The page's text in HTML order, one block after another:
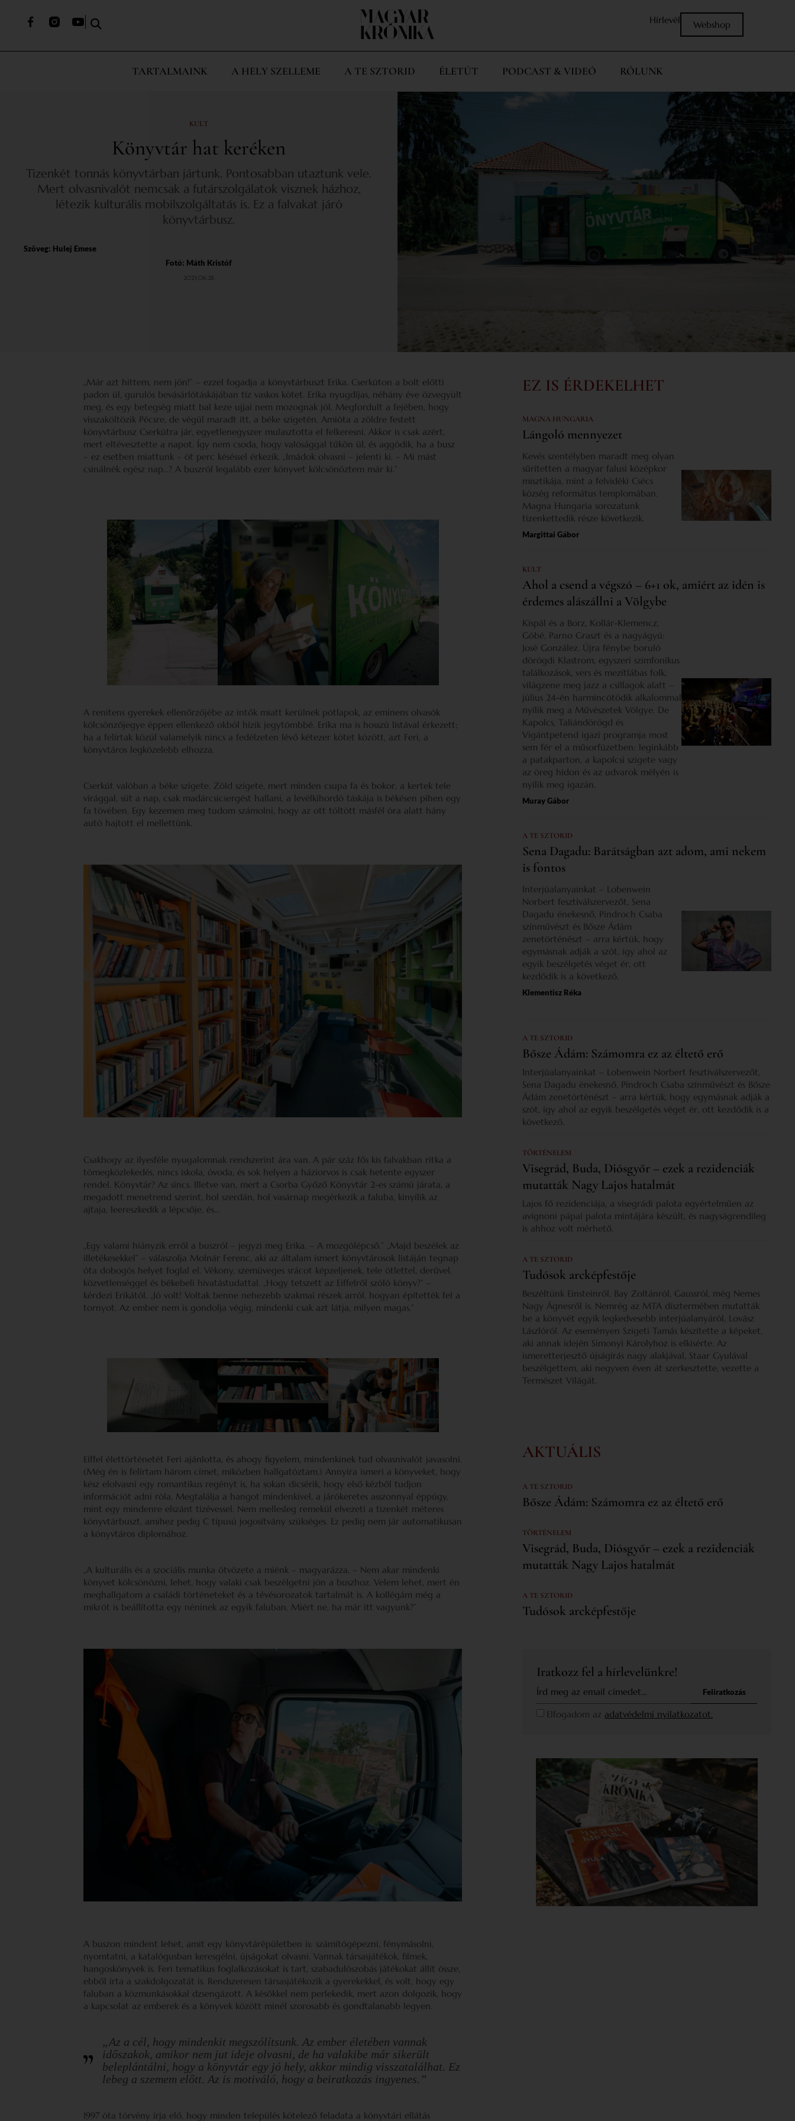
Hírlevél Webshop
TARTALMAINK A HELY SZELLEME A TE SZTORID ÉLETÚT PODCAST & VIDEÓ RÓLUNK
KULT
Könyvtár hat keréken
Tizenkét tonnás könyvtárban jártunk. Pontosabban utaztunk vele.
Mert olvasnivalót nemcsak a futárszolgálatok visznek házhoz,
létezik kulturális mobilszolgáltatás is. Ez a falvakat járó
könyvtárbusz.
Szöveg: Hulej Emese
Fotó: Máth Kristóf
2023.06.28.
„Már azt hittem, nem jön!” – ezzel fogadja a könyvtárbuszt Erika. Cserkúton a bolt előtti
padon ül, gurulós bevásárlótáskájában tíz vaskos kötet. Erika nyugdíjas, néhány éve özvegyült
meg, és egy betegség miatt bal keze ujjai nem mozognak jól. Megfordult a fejében, hogy
visszaköltözik Pécsre, de végül maradt itt, a béke szigetén. Amióta a zöldre festett
könyvtárbusz Cserkútra jár, egyetlenegyszer mulasztotta el felkeresni. Akkor is csak azért,
mert eltévesztette a napot. Így nem csoda, hogy valósággal tűkön ül, és aggódik, ha a busz
– ez esetben miattunk – öt perc késéssel érkezik. „Imádok olvasni – jelenti ki. – Mi mást
csinálnék egész nap…? A buszról legalább ezer könyvet kölcsönöztem már ki.”
A renitens gyerekek ellenőrzőjébe az intők miatt kerülnek pótlapok, az eminens olvasók
kölcsönzőjegye éppen ellenkező okból hízik jegytömbbé. Erika ma is hosszú listával érkezett;
ha a felírtak közül valamelyik nincs a fedélzeten lévő kétezer kötet között, azt Feri, a
könyvtáros legközelebb elhozza.
Cserkút valóban a béke szigete. Zöld szigete, mert minden csupa fa és bokor, a kertek tele
virággal, süt a nap, csak madárcsicsergést hallani, a levélkihordó táskája is békésen pihen egy
fa tövében. Egy kezemen meg tudom számolni, hogy az ott töltött másfél óra alatt hány
autó hajtott el mellettünk.
Csakhogy az ilyesféle nyugalomnak rendszerint ára van. A pár száz fős kis falvakban ritka a
tömegközlekedés, nincs iskola, óvoda, és sok helyen a háziorvos is csak hetente egyszer
rendel. Könyvtár? Az sincs. Illetve van, mert a Csorba Győző Könyvtár 2-es számú járata, a
megadott menetrend szerint, hol szerdán, hol vasárnap megérkezik a faluba, kinyílik az
ajtaja, leereszkedik a lépcsője, és…
„Egy valami hiányzik erről a buszról – jegyzi meg Erika. – A mozgólépcső.” „Majd beszélek az
illetékesekkel” – válaszolja Molnár Ferenc, aki az általam ismert könyvtárosok listáján tegnap
óta dobogós helyet foglal el. Vékony, szemüveges srácot képzeljenek, tele ötlettel, derűvel,
közvetlenséggel és békebeli hivatástudattal. „Hogy tetszett az Eiffelről szóló könyv?” –
kérdezi Erikától. „Jó volt! Voltak benne nehezebb szakmai részek arról, hogyan építették fel a
tornyot. Az ember nem is gondolja végig, mindenki csak azt látja, milyen magas.”
Eiffel élettörténetét Feri ajánlotta, és ahogy figyelem, mindenkinek tud olvasnivalót javasolni.
(Még én is felírtam három címet, miközben hallgatóztam.) Annyira ismeri a könyveket, hogy
kész elolvasni egy romantikus regényt is, ha sokan dicsérik, hogy első kézből tudjon
információt adni róla. Megtalálja a hangot mindenkivel, a járókeretes asszonnyal éppúgy,
mint egy mindenre elszánt tízévessel. Nem mellesleg remekül elvezeti a tizenkét méteres
könyvtárbuszt, amihez pedig C típusú jogosítvány szükséges. Ez pedig nem jár automatikusan
a könyvtáros diplomához.
„A kulturális és a szociális munka ötvözete a miénk – magyarázza. – Nem akar mindenki
könyvet kölcsönözni, lehet, hogy valaki csak beszélgetni jön a buszhoz. Velem lehet, mert én
meghallgatom a családi történeteket és a tévésorozatok tartalmát is. A kollégám még a
mikrót is beállította egy néninek az egyik faluban. Miért ne, ha már itt vagyunk?”
A buszon mindent lehet, amit egy könyvtárépületben is: számítógépezni, fénymásolni,
nyomtatni, a katalógusban keresgélni, újságokat olvasni. Vannak társasjátékok, filmek,
hangoskönyvek is. Feri tematikus foglalkozásokat is tart, szabadulószobás játékokat állít össze,
ebből írta a szakdolgozatát is. Rendszeresen társasjátékozik a gyerekekkel, és volt, hogy egy
faluban a közmunkásokkal dzsengázott. A későkkel nem perlekedik, mert azon dolgozik, hogy
a kapcsolat az emberek és a könyvek között minél szorosabb és gondtalanabb legyen.
„Az a cél, hogy mindenkit megszólítsunk. Az ember életében vannak
időszakok, amikor nem jut ideje olvasni, de ha valakibe már sikerült
beleplántálni, hogy a könyvtár egy jó hely, akkor mindig visszatalálhat. Ez
lebeg a szemem előtt. Az is motiváló, hogy a beiratkozás ingyenes.”
1997 óta törvény írja elő, hogy minden település kötelező feladata a könyvtári ellátás
EZ IS ÉRDEKELHET
MAGNA HUNGARIA
Lángoló mennyezet
Kevés szentélyben maradt meg olyan
sűrítetten a magyar falusi középkor
misztikája, mint a felvidéki Csécs
község református templomában.
Magna Hungaria sorozatunk
tizenkettedik része következik.
Margittai Gábor
KULT
Ahol a csend a végszó – 6+1 ok, amiért az idén is
érdemes alászállni a Völgybe
Kispál és a Borz, Kollár-Klemencz,
Góbé, Parno Graszt és a nagyágyú:
José González. Újra fénybe boruló
dörögdi Klastrom, egyszeri szimfonikus
találkozások, vers és mezítlábas folk,
világzene meg jazz a csillagok alatt –
július 24-én harmincötödik alkalommal
nyílik meg a Művészetek Völgye. De
Kapolcs, Taliándörögd és
Vigántpetend igazi programja most
sem fér el a műsorfüzetben: leginkább
a patakparton, a kapolcsi szigete vagy
az öreg hídon és az udvarok mélyén is
nyílik meg igazán.
Muray Gábor
A TE SZTORID
Sena Dagadu: Barátságban azt adom, ami nekem
is fontos
Interjúalanyainkat – Lobenwein
Norbert fesztiválszervezőt, Sena
Dagadu énekesnő, Pindroch Csaba
színművészt és Bősze Ádám
zenetörténészt – arra kértük, hogy
egymásnak adják a szót, így ahol az
egyik beszélgetés véget ér, ott
kezdődik is a következő.
Klementisz Réka
A TE SZTORID
Bősze Ádám: Számomra ez az éltető erő
Interjúalanyainkat – Lobenwein Norbert fesztiválszervezőt,
Sena Dagadu énekesnő, Pindroch Csaba színművészt és Bősze
Ádám zenetörténészt – arra kértük, hogy egymásnak adják a
szót, így ahol az egyik beszélgetés véget ér, ott kezdődik is a
következő.
TÖRTÉNELEM
Visegrád, Buda, Diósgyőr – ezek a rezidenciák
mutatták Nagy Lajos hatalmát
Lajos fő rezidenciája, a visegrádi palota egyértelműen az
avignoni pápai palota mintájára készült, és nagyságrendileg
is ahhoz volt mérhető.
A TE SZTORID
Tudósok arcképfestője
Beszéltünk Einsteinről, Bay Zoltánról, Gaussról, még Nemes
Nagy Ágnesről is. Nemrég az MTA dísztermében mutatták
be a könyvét egyik legkedvesebb interjúalanyáról, Lovász
Lászlóról. Az eseményen Szigeti Tamás készítette a képeket,
aki annak idején Simonyi Károlyhoz is elkísérte. Az
ismeretterjesztő újságírás nagy alakjával, Staar Gyulával
beszélgettem, aki negyven éven át szerkesztette, vezette a
Természet Világát.
AKTUÁLIS
A TE SZTORID
Bősze Ádám: Számomra ez az éltető erő
TÖRTÉNELEM
Visegrád, Buda, Diósgyőr – ezek a rezidenciák
mutatták Nagy Lajos hatalmát
A TE SZTORID
Tudósok arcképfestője
Iratkozz fel a hírlevelünkre!
Elfogadom az adatvédelmi nyilatkozatot.
Feliratkozás